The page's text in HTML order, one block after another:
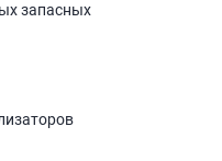
запасных